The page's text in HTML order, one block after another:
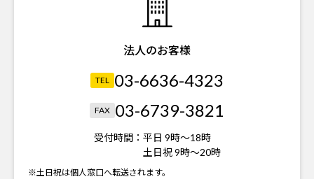
法人のお客様
TEL 03-6636-4323
FAX 03-6739-3821
受付時間： 平日 9時～18時
土日祝 9時～20時
※土日祝は個人窓口へ転送されます。